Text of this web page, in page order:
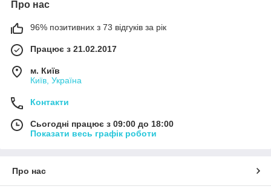
Про нас
96% позитивних з 73 відгуків за рік
Працює з 21.02.2017
м. Київ
Київ, Україна
Контакти
Сьогодні працює з 09:00 до 18:00
Показати весь графік роботи
Про нас